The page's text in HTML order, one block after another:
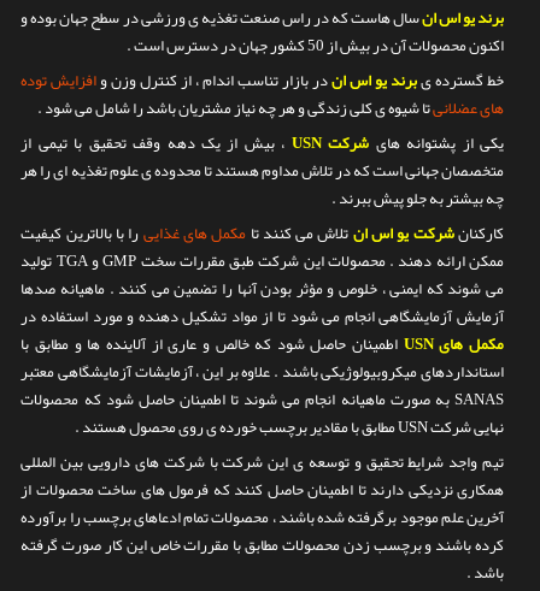
برند یو اس انسال هاست که در راس صنعت تغذیه ی ورزشی در سطح جهان بوده و
اکنون محصولات آن در بیش از 50 کشور جهان در دسترس است .
خط گسترده یبرند یو اس اندر بازار تناسب اندام ، از کنترل وزن وافزایش توده
های عضلانیتا شیوه ی کلی زندگی و هر چه نیاز مشتریان باشد را شامل می شود .
یکی از پشتوانه های شرکت USN
، بیش از یک دهه وقف تحقیق با تیمی از
متخصصان جهانی است که در تلاش مداوم هستند تا محدوده ی علوم تغذیه ای را هر
چه بیشتر به جلو پیش ببرند .
کارکنانشرکت یو اس انتلاش می کنند تامکمل های غذاییرا با بالاترین کیفیت
ممکن ارائه دهند . محصولات این شرکت طبق مقررات سخت GMP و TGA تولید
می شوند که ایمنی ، خلوص و مؤثر بودن آنها را تضمین می کنند . ماهیانه صدها
آزمایش آزمایشگاهی انجام می شود تا از مواد تشکیل دهنده و مورد استفاده در
مکمل های USN
اطمینان حاصل شود که خالص و عاری از آلاینده ها و مطابق با
استانداردهای میکروبیولوژیکی باشند . علاوه بر این ، آزمایشات آزمایشگاهی معتبر
SANAS به صورت ماهیانه انجام می شوند تا اطمینان حاصل شود که محصولات
نهایی شرکت USN مطابق با مقادیر برچسب خورده ی روی محصول هستند .
تیم واجد شرایط تحقیق و توسعه ی این شرکت با شرکت های دارویی بین المللی
همکاری نزدیکی دارند تا اطمینان حاصل کنند که فرمول های ساخت محصولات از
آخرین علم موجود برگرفته شده باشند ، محصولات تمام ادعاهای برچسب را برآورده
کرده باشند و برچسب زدن محصولات مطابق با مقررات خاص این کار صورت گرفته
باشد .